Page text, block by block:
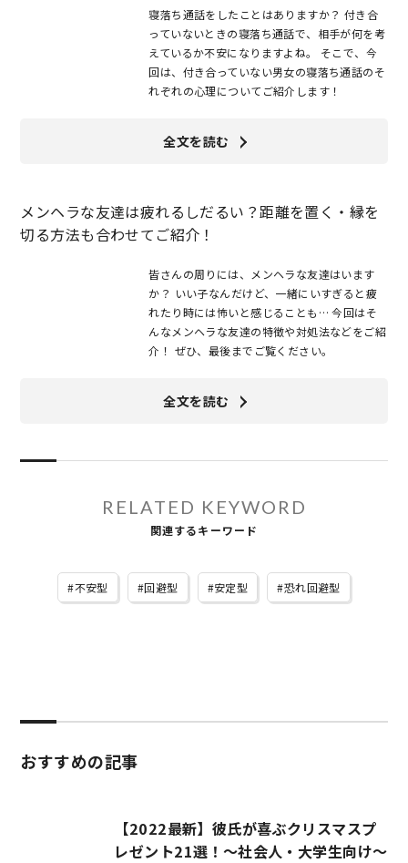
寝落ち通話をしたことはありますか？ 付き合
っていないときの寝落ち通話で、相手が何を考
えているか不安になりますよね。 そこで、今
回は、付き合っていない男女の寝落ち通話のそ
れぞれの心理についてご紹介します！
全文を読む
メンヘラな友達は疲れるしだるい？距離を置く・縁を
切る方法も合わせてご紹介！
皆さんの周りには、メンヘラな友達はいます
か？ いい子なんだけど、一緒にいすぎると疲
れたり時には怖いと感じることも… 今回はそ
んなメンヘラな友達の特徴や対処法などをご紹
介！ ぜひ、最後までご覧ください。
全文を読む
RELATED KEYWORD
関連するキーワード
不安型 回避型 安定型 恐れ回避型
おすすめの記事
【2022最新】彼氏が喜ぶクリスマスプ
レゼント21選！～社会人・大学生向け～